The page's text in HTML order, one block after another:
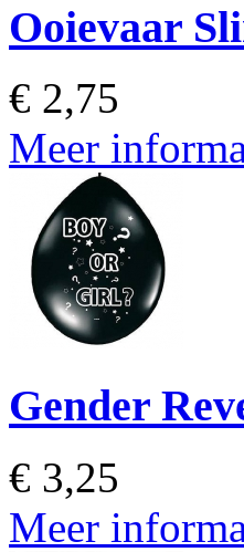
Ooievaar
€ 2,75
Meer
Gender
€ 3,25
Meer